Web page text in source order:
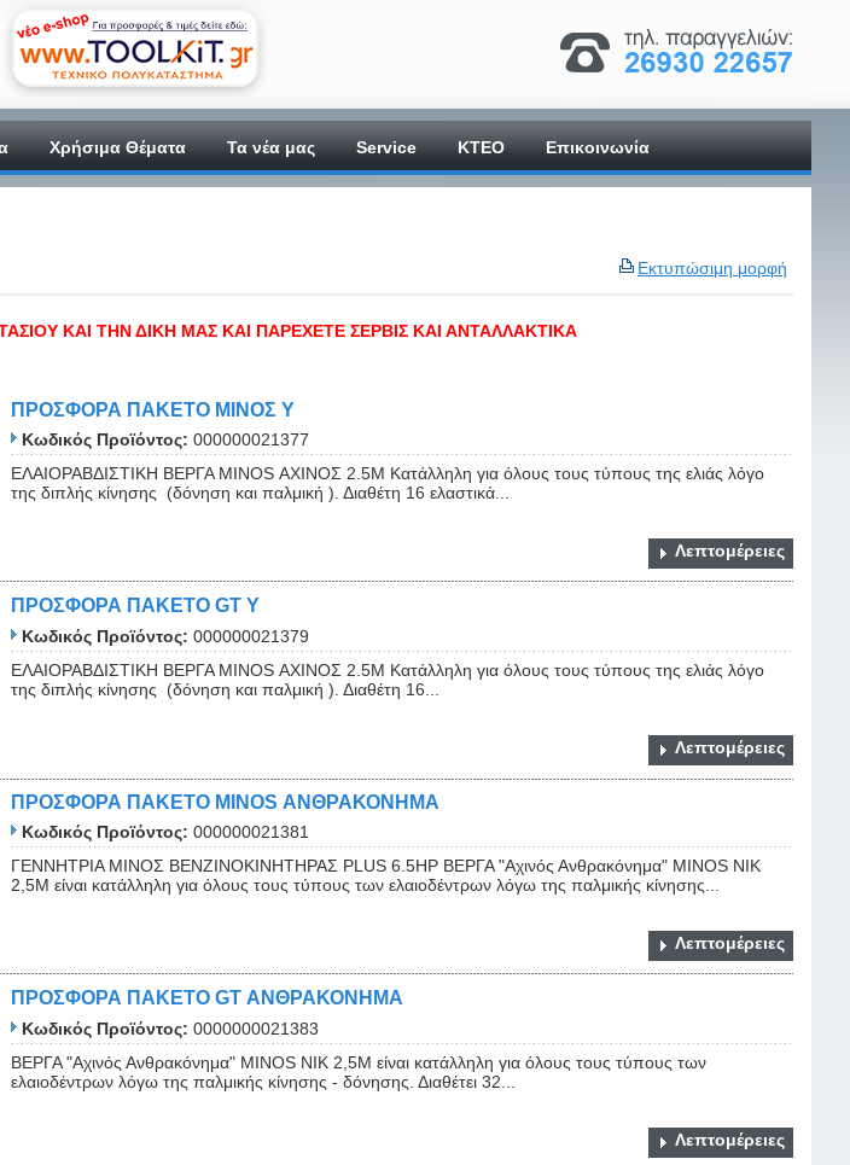
Χρήσιμα Θέματα Τα νέα μας Service ΚΤΕΟ Επικοινωνία
Εκτυπώσιμη μορφή
ΚΑΙ ΤΗΝ ΔΙΚΗ ΜΑΣ ΚΑΙ ΠΑΡΕΧΕΤΕ ΣΕΡΒΙΣ ΚΑΙ ΑΝΤΑΛΛΑΚΤΙΚΑ
ΠΡΟΣΦΟΡΑ ΠΑΚΕΤΟ ΜINOΣ Y
Κωδικός Προϊόντος: 000000021377
ΕΛΑΙΟΡΑΒΔΙΣΤΙΚΗ ΒΕΡΓΑ MINOS ΑΧΙΝΟΣ 2.5M Κατάλληλη για όλους τους τύπους της ελιάς λόγο
της διπλής κίνησης (δόνηση και παλμική ). Διαθέτη 16 ελαστικά...
Λεπτομέρειες
ΠΡΟΣΦΟΡΑ ΠΑΚΕΤΟ GT Y
Κωδικός Προϊόντος: 000000021379
ΕΛΑΙΟΡΑΒΔΙΣΤΙΚΗ ΒΕΡΓΑ MINOS ΑΧΙΝΟΣ 2.5M Κατάλληλη για όλους τους τύπους της ελιάς λόγο
της διπλής κίνησης (δόνηση και παλμική ). Διαθέτη 16...
Λεπτομέρειες
ΠΡΟΣΦΟΡΑ ΠΑΚΕΤΟ ΜINOS ΑΝΘΡΑΚΟΝΗΜΑ
Κωδικός Προϊόντος: 000000021381
ΓΕΝΝΗΤΡΙΑ ΜΙΝΟΣ ΒΕΝΖΙΝΟΚΙΝΗΤΗΡΑΣ PLUS 6.5HP ΒΕΡΓΑ "Αχινός Ανθρακόνημα" ΜΙΝΟS NIK
2,5Μ είναι κατάλληλη για όλους τους τύπους των ελαιοδέντρων λόγω της παλμικής κίνησης...
Λεπτομέρειες
ΠΡΟΣΦΟΡΑ ΠΑΚΕΤΟ GT ΑΝΘΡΑΚΟΝΗΜΑ
Κωδικός Προϊόντος: 0000000021383
ΒΕΡΓΑ "Αχινός Ανθρακόνημα" ΜΙΝΟS NIK 2,5Μ είναι κατάλληλη για όλους τους τύπους των
ελαιοδέντρων λόγω της παλμικής κίνησης - δόνησης. Διαθέτει 32...
Λεπτομέρειες